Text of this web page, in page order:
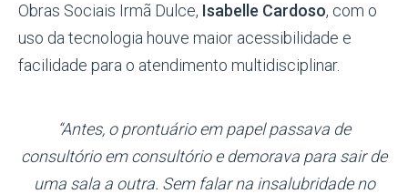
Obras Sociais Irmã Dulce, Isabelle Cardoso, com o
uso da tecnologia houve maior acessibilidade e
facilidade para o atendimento multidisciplinar.
“Antes, o prontuário em papel passava de
consultório em consultório e demorava para sair de
uma sala a outra. Sem falar na insalubridade no